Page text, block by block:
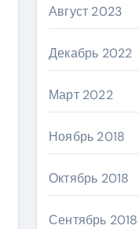
Август 2023
Декабрь 2022
Март 2022
Ноябрь 2018
Октябрь 2018
Сентябрь 2018